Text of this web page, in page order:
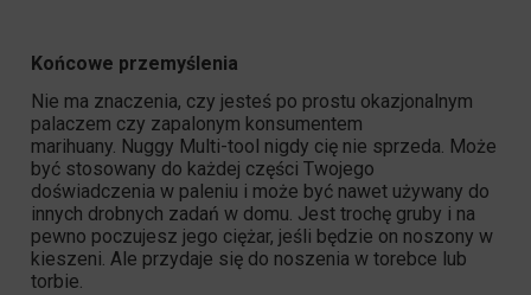
Końcowe przemyślenia
Nie ma znaczenia, czy jesteś po prostu okazjonalnym
palaczem czy zapalonym konsumentem
marihuany. Nuggy Multi-tool nigdy cię nie sprzeda. Może
być stosowany do każdej części Twojego
doświadczenia w paleniu i może być nawet używany do
innych drobnych zadań w domu. Jest trochę gruby i na
pewno poczujesz jego ciężar, jeśli będzie on noszony w
kieszeni. Ale przydaje się do noszenia w torebce lub
torbie.